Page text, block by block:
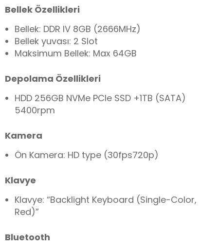
Bellek Özellikleri
Bellek: DDR IV 8GB (2666MHz)
Bellek yuvası: 2 Slot
Maksimum Bellek: Max 64GB
Depolama Özellikleri
HDD 256GB NVMe PCIe SSD +1TB (SATA)
5400rpm
Kamera
Ön Kamera: HD type (30fps720p)
Klavye
Klavye: “Backlight Keyboard (Single-Color,
Red)”
Bluetooth